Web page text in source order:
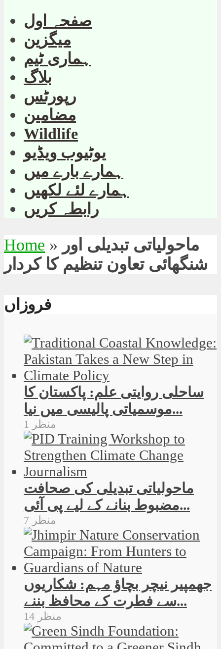
صفحہ اول
میگزین
ہماری ٹیم
بلاگ
رپورٹس
مضامین
Wildlife
یوٹیوب ویڈیو
ہمارے بارے میں
ہمارے لئے لکھیں
رابطہ کریں
Home » ماحولیاتی تبدیلی اور
شنگھائی تعاون تنظیم کا کردار
فروزاں
ساحلی روایتی علم: پاکستان کا
موسمیاتی پالیسی میں نیا...
1 منظر
ماحولیاتی تبدیلی کی صحافت
مضبوط بنانے کے لیے پی آئی...
7 منظر
جھمپیر نیچر بچاؤ مہم: شکاریوں
سے فطرت کے محافظ بننے...
14 منظر